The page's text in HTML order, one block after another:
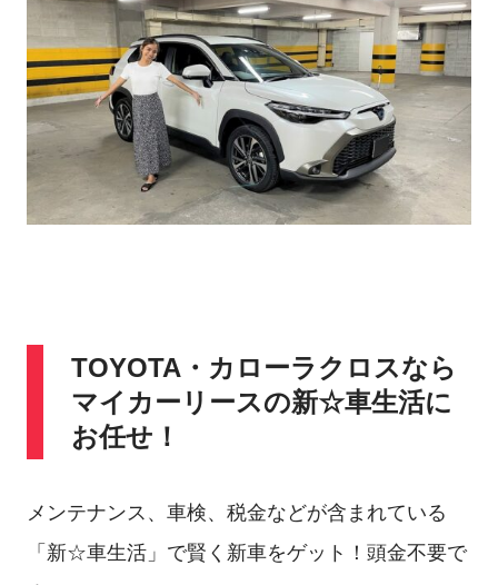
TOYOTA・カローラクロスなら
マイカーリースの新☆車生活に
お任せ！
メンテナンス、車検、税金などが含まれている
「新☆車生活」で賢く新車をゲット！頭金不要で